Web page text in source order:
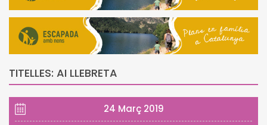
TITELLES: AI LLEBRETA
24 Març 2019